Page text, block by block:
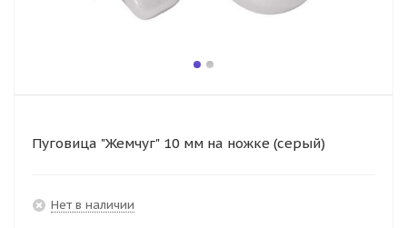
Пуговица "Жемчуг" 10 мм на ножке (серый)
Нет в наличии